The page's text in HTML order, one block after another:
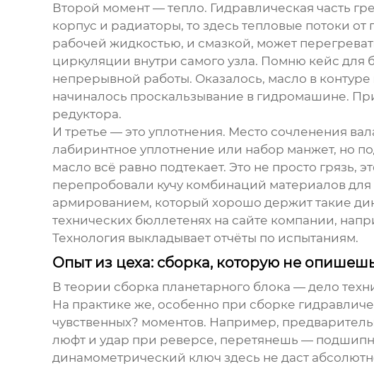
Второй момент — тепло. Гидравлическая часть
корпус и радиаторы, то здесь тепловые потоки
рабочей жидкостью, и смазкой, может
циркуляции внутри самого узла. Помню кейс для
непрерывной работы. Оказалось, масло в контуре
начиналось проскальзывание в гидромашине.
редуктора.
И третье — это уплотнения. Место сочленения
лабиринтное уплотнение или набор манжет, но
масло всё равно подтекает. Это не просто
перепробовали кучу комбинаций материалов
армированием, который хорошо держит такие
технических бюллетенях на сайте компании,
Технология выкладывает отчёты по испытаниям.
Опыт из цеха: сборка, которую не
В теории сборка планетарного блока — дело
На практике же, особенно при сборке
чувственных? моментов. Например,
люфт и удар при реверсе, перетянешь —
динамометрический ключ здесь не даст